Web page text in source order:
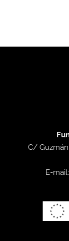
C/
E-mail: